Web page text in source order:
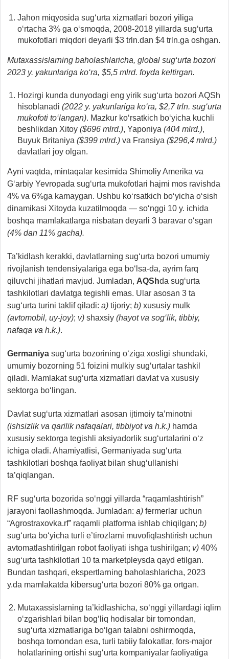
Jahon miqyosida sug‘urta xizmatlari bozori yiliga
o‘rtacha 3% ga o‘smoqda, 2008-2018 yillarda sug‘urta
mukofotlari miqdori deyarli $3 trln.dan $4 trln.ga oshgan.
Mutaxassislarning baholashlaricha, global sug‘urta bozori
2023 y. yakunlariga ko‘ra, $5,5 mlrd. foyda keltirgan.
Hozirgi kunda dunyodagi eng yirik sug‘urta bozori AQSh
hisoblanadi (2022 y. yakunlariga ko‘ra, $2,7 trln. sug‘urta
mukofoti to‘langan). Mazkur ko‘rsatkich bo‘yicha kuchli
beshlikdan Xitoy ($696 mlrd.), Yaponiya (404 mlrd.),
Buyuk Britaniya ($399 mlrd.) va Fransiya ($296,4 mlrd.)
davlatlari joy olgan.
Ayni vaqtda, mintaqalar kesimida Shimoliy Amerika va
G‘arbiy Yevropada sug‘urta mukofotlari hajmi mos ravishda
4% va 6%ga kamaygan. Ushbu ko‘rsatkich bo‘yicha o‘sish
dinamikasi Xitoyda kuzatilmoqda — so‘nggi 10 y. ichida
boshqa mamlakatlarga nisbatan deyarli 3 baravar o‘sgan
(4% dan 11% gacha).
Ta’kidlash kerakki, davlatlarning sug‘urta bozori umumiy
rivojlanish tendensiyalariga ega bo‘lsa-da, ayrim farq
qiluvchi jihatlari mavjud. Jumladan, AQShda sug‘urta
tashkilotlari davlatga tegishli emas. Ular asosan 3 ta
sug‘urta turini taklif qiladi: a) tijoriy; b) xususiy mulk
(avtomobil, uy-joy); v) shaxsiy (hayot va sog‘lik, tibbiy,
nafaqa va h.k.).
Germaniya sug‘urta bozorining o‘ziga xosligi shundaki,
umumiy bozorning 51 foizini mulkiy sug‘urtalar tashkil
qiladi. Mamlakat sug‘urta xizmatlari davlat va xususiy
sektorga bo‘lingan.
Davlat sug‘urta xizmatlari asosan ijtimoiy ta’minotni
(ishsizlik va qarilik nafaqalari, tibbiyot va h.k.) hamda
xususiy sektorga tegishli aksiyadorlik sug‘urtalarini o‘z
ichiga oladi. Ahamiyatlisi, Germaniyada sug‘urta
tashkilotlari boshqa faoliyat bilan shug‘ullanishi
ta’qiqlangan.
RF sug‘urta bozorida so‘nggi yillarda “raqamlashtirish”
jarayoni faollashmoqda. Jumladan: a) fermerlar uchun
“Agrostraxovka.rf” raqamli platforma ishlab chiqilgan; b)
sug‘urta bo‘yicha turli e’tirozlarni muvofiqlashtirish uchun
avtomatlashtirilgan robot faoliyati ishga tushirilgan; v) 40%
sug‘urta tashkilotlari 10 ta marketpleysda qayd etilgan.
Bundan tashqari, ekspertlarning baholashlaricha, 2023
y.da mamlakatda kibersug‘urta bozori 80% ga ortgan.
Mutaxassislarning ta’kidlashicha, so‘nggi yillardagi iqlim
o‘zgarishlari bilan bog‘liq hodisalar bir tomondan,
sug‘urta xizmatlariga bo‘lgan talabni oshirmoqda,
boshqa tomondan esa, turli tabiiy falokatlar, fors-major
holatlarining ortishi sug‘urta kompaniyalar faoliyatiga